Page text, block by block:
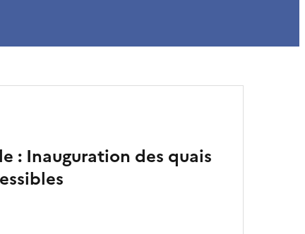
: Inauguration des quais